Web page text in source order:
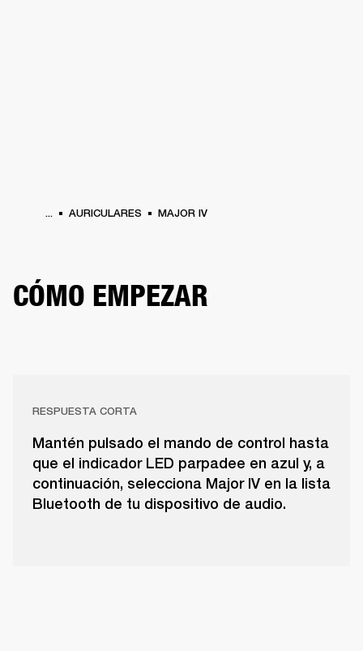
... AURICULARES MAJOR IV
CÓMO EMPEZAR
RESPUESTA CORTA
Mantén pulsado el mando de control hasta
que el indicador LED parpadee en azul y, a
continuación, selecciona Major IV en la lista
Bluetooth de tu dispositivo de audio.